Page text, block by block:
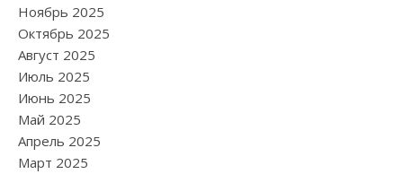
Ноябрь 2025
Октябрь 2025
Август 2025
Июль 2025
Июнь 2025
Май 2025
Апрель 2025
Март 2025